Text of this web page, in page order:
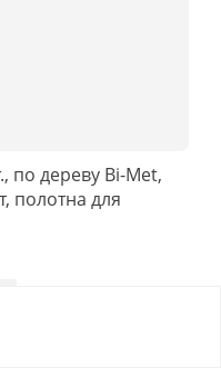
по дереву Bi-Met,
полотна для